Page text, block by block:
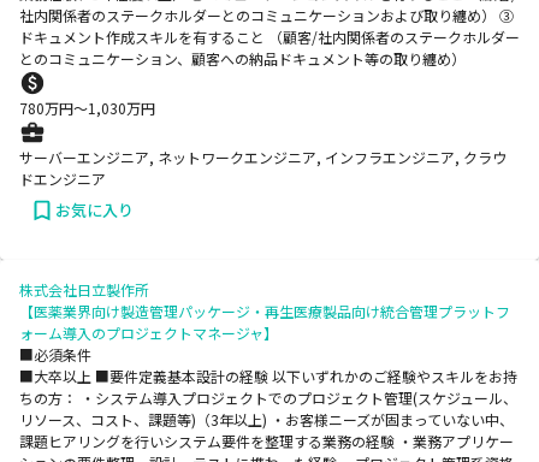
社内関係者のステークホルダーとのコミュニケーションおよび取り纏め） ③
ドキュメント作成スキルを有すること （顧客/社内関係者のステークホルダー
とのコミュニケーション、顧客への納品ドキュメント等の取り纏め）
780万円〜1,030万円
サーバーエンジニア, ネットワークエンジニア, インフラエンジニア, クラウ
ドエンジニア
お気に入り
株式会社日立製作所
【医薬業界向け製造管理パッケージ・再生医療製品向け統合管理プラットフ
ォーム導入のプロジェクトマネージャ】
■必須条件
■大卒以上 ■要件定義基本設計の経験 以下いずれかのご経験やスキルをお持
ちの方： ・システム導入プロジェクトでのプロジェクト管理(スケジュール、
リソース、コスト、課題等)（3年以上) ・お客様ニーズが固まっていない中、
課題ヒアリングを行いシステム要件を整理する業務の経験 ・業務アプリケー